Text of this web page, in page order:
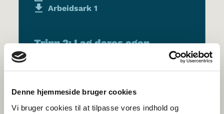
Denne hjemmeside bruger cookies
Vi bruger cookies til at tilpasse vores indhold og
Arbeidsark 1
Trinn 2: Lag deres egen